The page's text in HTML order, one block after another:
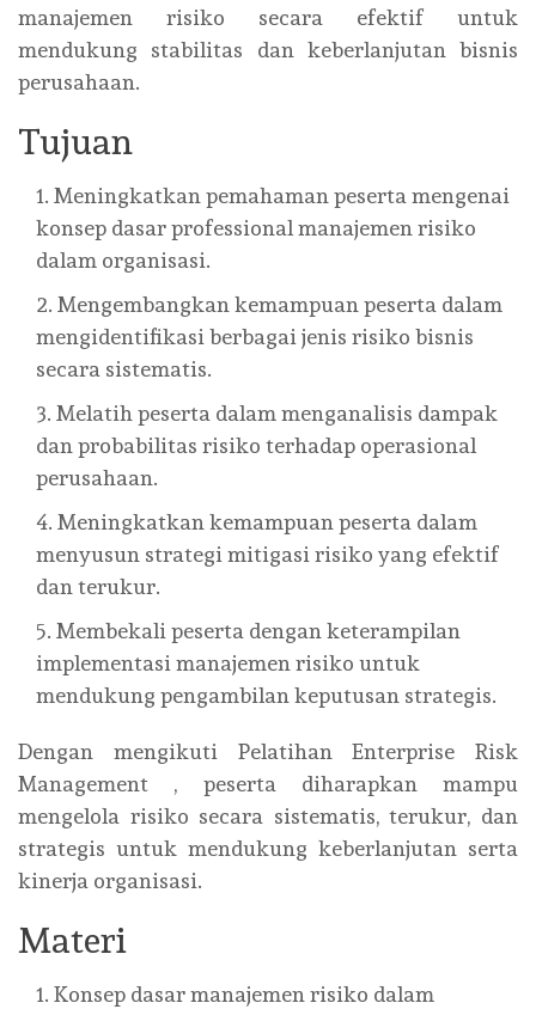
manajemen risiko secara efektif untuk
mendukung stabilitas dan keberlanjutan bisnis
perusahaan.
Tujuan
Meningkatkan pemahaman peserta mengenai
konsep dasar professional manajemen risiko
dalam organisasi.
Mengembangkan kemampuan peserta dalam
mengidentifikasi berbagai jenis risiko bisnis
secara sistematis.
Melatih peserta dalam menganalisis dampak
dan probabilitas risiko terhadap operasional
perusahaan.
Meningkatkan kemampuan peserta dalam
menyusun strategi mitigasi risiko yang efektif
dan terukur.
Membekali peserta dengan keterampilan
implementasi manajemen risiko untuk
mendukung pengambilan keputusan strategis.
Dengan mengikuti Pelatihan Enterprise Risk
Management , peserta diharapkan mampu
mengelola risiko secara sistematis, terukur, dan
strategis untuk mendukung keberlanjutan serta
kinerja organisasi.
Materi
Konsep dasar manajemen risiko dalam